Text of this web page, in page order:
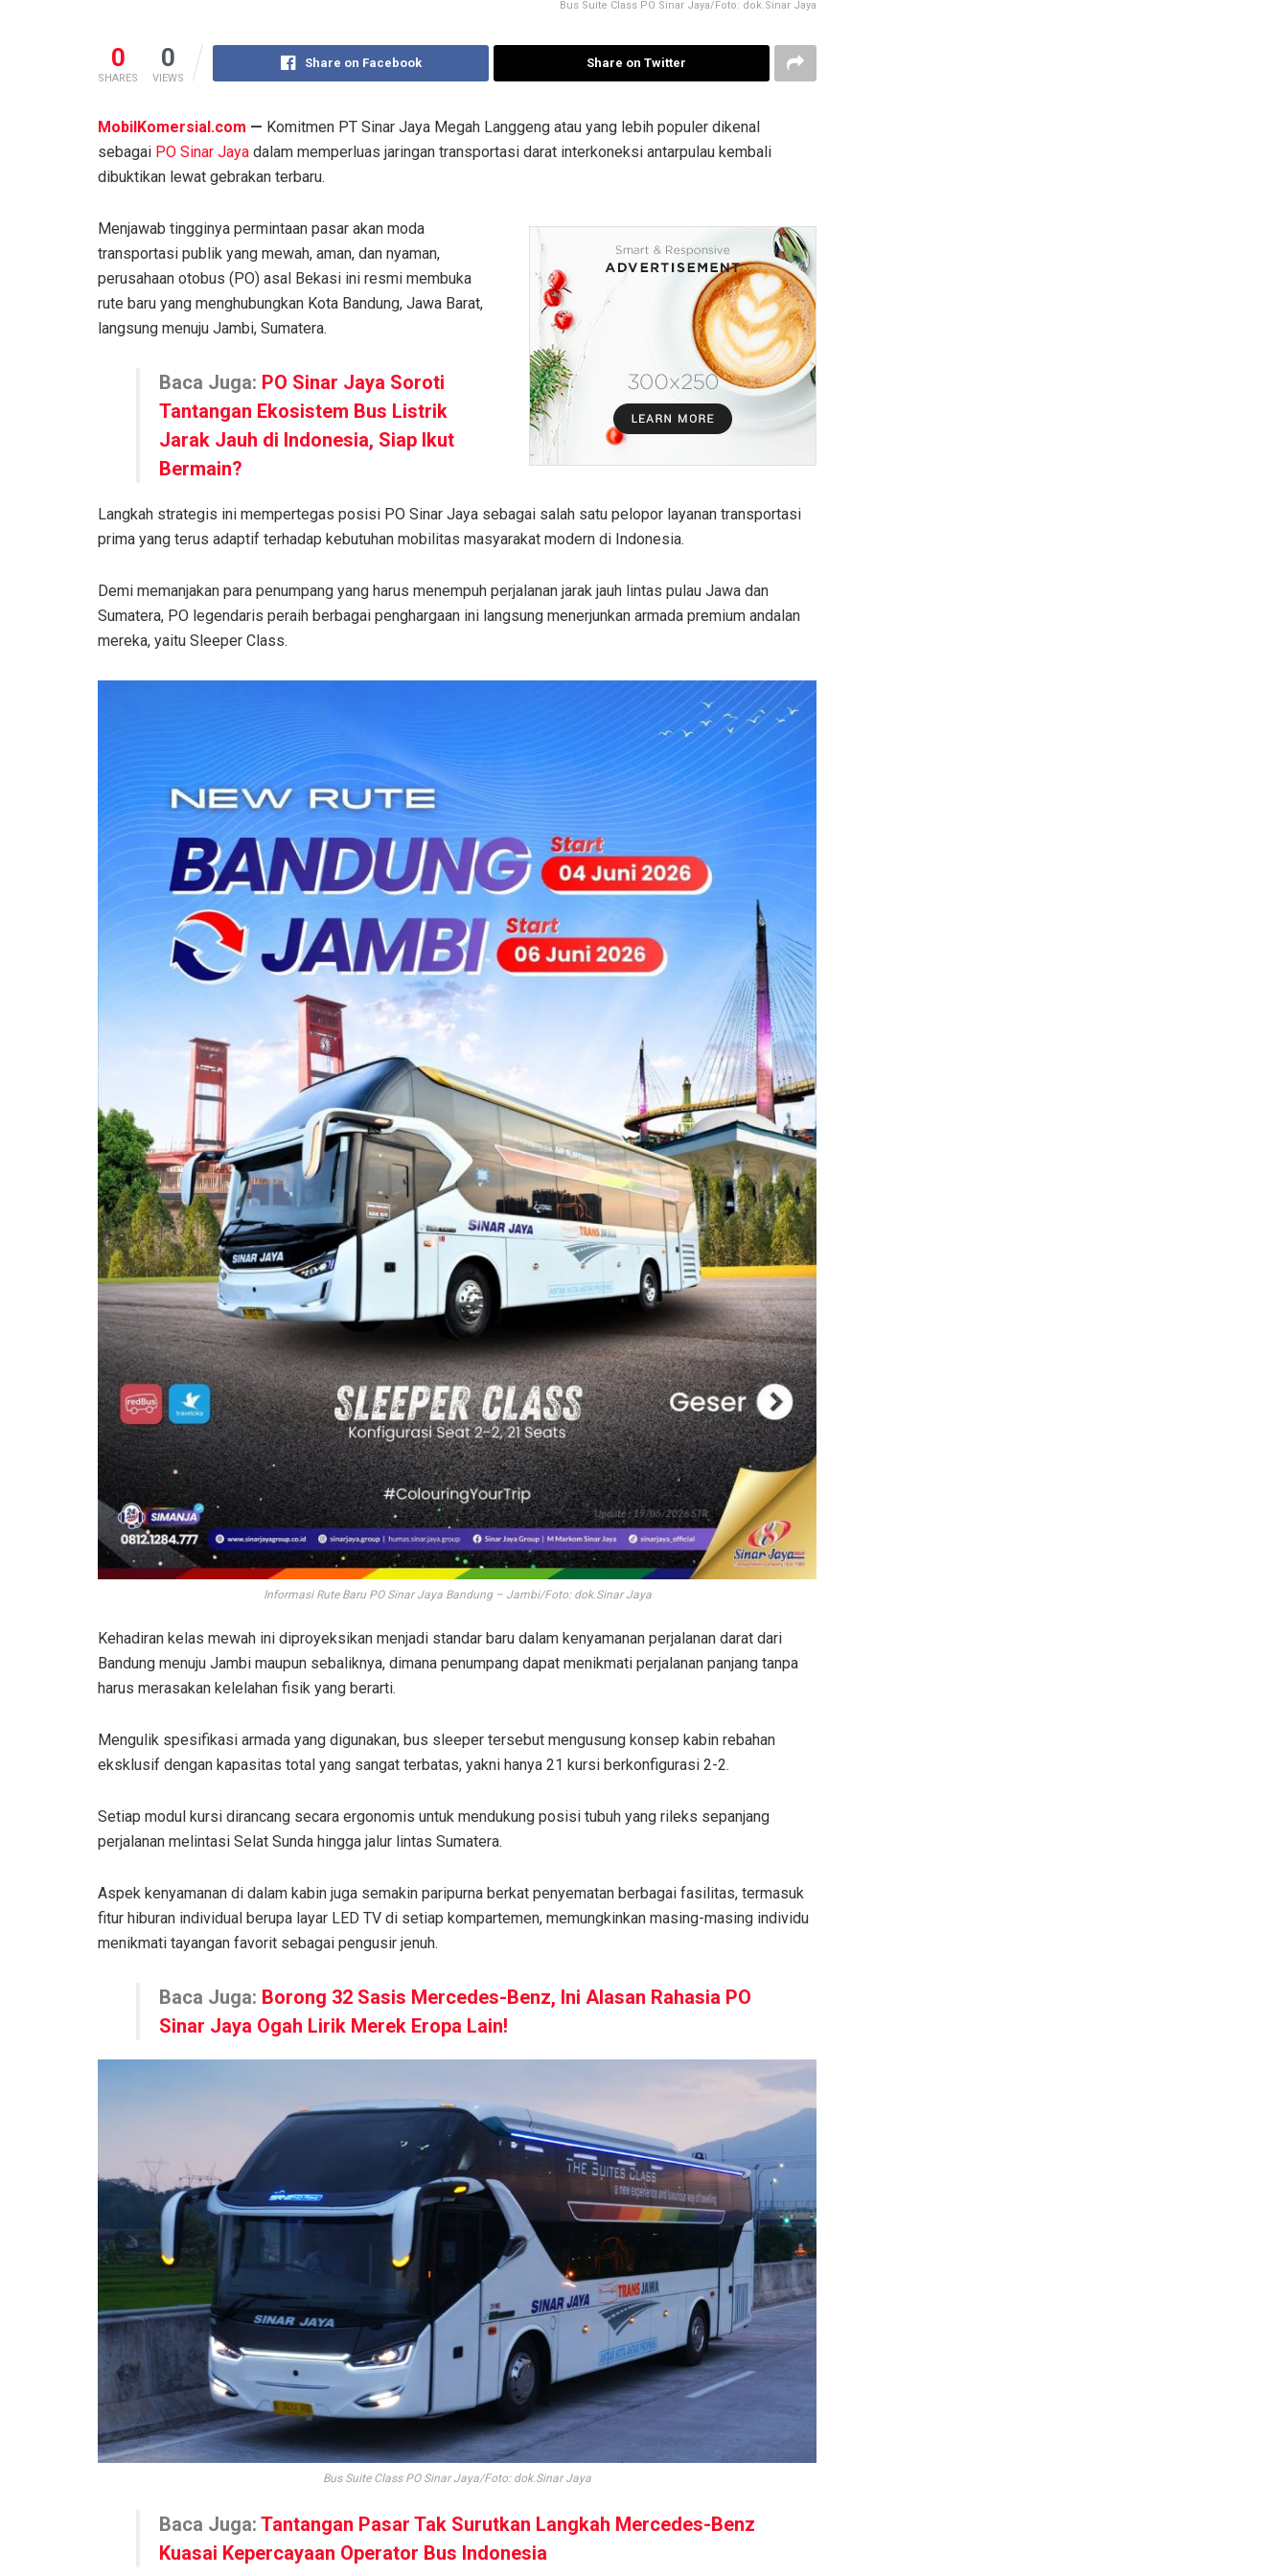
Bus Suite Class PO Sinar Jaya/Foto: dok.Sinar Jaya
0
SHARES
0
VIEWS
Share on Facebook Share on Twitter
MobilKomersial.com — Komitmen PT Sinar Jaya Megah Langgeng atau yang lebih populer dikenal
sebagai PO Sinar Jaya dalam memperluas jaringan transportasi darat interkoneksi antarpulau kembali
dibuktikan lewat gebrakan terbaru.
Menjawab tingginya permintaan pasar akan moda
transportasi publik yang mewah, aman, dan nyaman,
perusahaan otobus (PO) asal Bekasi ini resmi membuka
rute baru yang menghubungkan Kota Bandung, Jawa Barat,
langsung menuju Jambi, Sumatera.
Baca Juga: PO Sinar Jaya Soroti
Tantangan Ekosistem Bus Listrik
Jarak Jauh di Indonesia, Siap Ikut
Bermain?
Langkah strategis ini mempertegas posisi PO Sinar Jaya sebagai salah satu pelopor layanan transportasi
prima yang terus adaptif terhadap kebutuhan mobilitas masyarakat modern di Indonesia.
Demi memanjakan para penumpang yang harus menempuh perjalanan jarak jauh lintas pulau Jawa dan
Sumatera, PO legendaris peraih berbagai penghargaan ini langsung menerjunkan armada premium andalan
mereka, yaitu Sleeper Class.
Informasi Rute Baru PO Sinar Jaya Bandung – Jambi/Foto: dok.Sinar Jaya
Kehadiran kelas mewah ini diproyeksikan menjadi standar baru dalam kenyamanan perjalanan darat dari
Bandung menuju Jambi maupun sebaliknya, dimana penumpang dapat menikmati perjalanan panjang tanpa
harus merasakan kelelahan fisik yang berarti.
Mengulik spesifikasi armada yang digunakan, bus sleeper tersebut mengusung konsep kabin rebahan
eksklusif dengan kapasitas total yang sangat terbatas, yakni hanya 21 kursi berkonfigurasi 2-2.
Setiap modul kursi dirancang secara ergonomis untuk mendukung posisi tubuh yang rileks sepanjang
perjalanan melintasi Selat Sunda hingga jalur lintas Sumatera.
Aspek kenyamanan di dalam kabin juga semakin paripurna berkat penyematan berbagai fasilitas, termasuk
fitur hiburan individual berupa layar LED TV di setiap kompartemen, memungkinkan masing-masing individu
menikmati tayangan favorit sebagai pengusir jenuh.
Baca Juga: Borong 32 Sasis Mercedes-Benz, Ini Alasan Rahasia PO
Sinar Jaya Ogah Lirik Merek Eropa Lain!
Bus Suite Class PO Sinar Jaya/Foto: dok.Sinar Jaya
Baca Juga: Tantangan Pasar Tak Surutkan Langkah Mercedes-Benz
Kuasai Kepercayaan Operator Bus Indonesia